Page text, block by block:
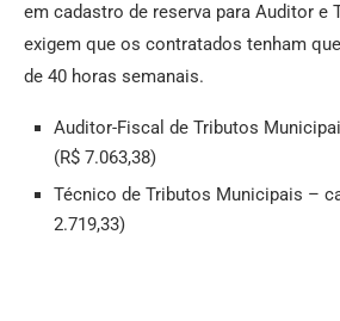
em cadastro de reserva para Auditor e
exigem que os contratados tenham
de 40 horas semanais.
Auditor-Fiscal de Tributos
(R$ 7.063,38)
Técnico de Tributos Municipais –
2.719,33)